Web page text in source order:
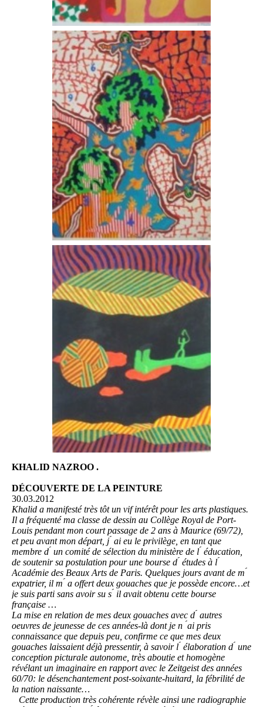
KHALID NAZROO .
DÉCOUVERTE DE LA PEINTURE
30.03.2012
Khalid a manifesté très tôt un vif intérêt pour les arts plastiques.
Il a fréquenté ma classe de dessin au Collège Royal de Port-
Louis pendant mon court passage de 2 ans à Maurice (69/72),
et peu avant mon départ, j ́ ai eu le privilège, en tant que
membre d ́ un comité de sélection du ministère de l ́ éducation,
de soutenir sa postulation pour une bourse d ́ études à l ́
Académie des Beaux Arts de Paris. Quelques jours avant de m ́
expatrier, il m ́ a offert deux gouaches que je possède encore…et
je suis parti sans avoir su s ́ il avait obtenu cette bourse
française …
La mise en relation de mes deux gouaches avec d ́ autres
oeuvres de jeunesse de ces années-là dont je n ́ai pris
connaissance que depuis peu, confirme ce que mes deux
gouaches laissaient déjà pressentir, à savoir l ́ élaboration d ́ une
conception picturale autonome, très aboutie et homogène
révélant un imaginaire en rapport avec le Zeitgeist des années
60/70: le désenchantement post-soixante-huitard, la fébrilité de
la nation naissante…
Cette production très cohérente révèle ainsi une radiographie